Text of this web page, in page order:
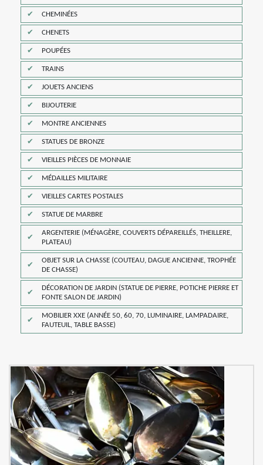
CHEMINÉES
CHENETS
POUPÉES
TRAINS
JOUETS ANCIENS
BIJOUTERIE
MONTRE ANCIENNES
STATUES DE BRONZE
VIEILLES PIÈCES DE MONNAIE
MÉDAILLES MILITAIRE
VIEILLES CARTES POSTALES
STATUE DE MARBRE
ARGENTERIE (MÉNAGÈRE, COUVERTS DÉPAREILLÉS, THEILLERE,
PLATEAU)
OBJET SUR LA CHASSE (COUTEAU, DAGUE ANCIENNE, TROPHÉE
DE CHASSE)
DÉCORATION DE JARDIN (STATUE DE PIERRE, POTICHE PIERRE ET
FONTE SALON DE JARDIN)
MOBILIER XXE (ANNÉE 50, 60, 70, LUMINAIRE, LAMPADAIRE,
FAUTEUIL, TABLE BASSE)